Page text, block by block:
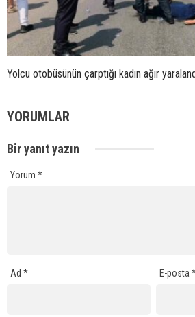
Yolcu otobüsünün çarptığı kadın ağır
YORUMLAR
Bir yanıt yazın
Yorum *
Ad * E-posta